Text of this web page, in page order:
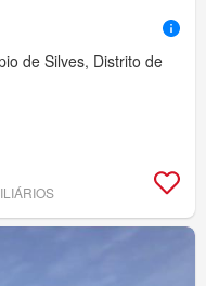
de Silves, Distrito de